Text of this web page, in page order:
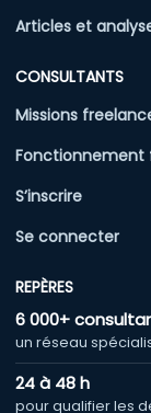
Articles et
CONSULTANTS
Missions
Fonctionnement
S’inscrire
Se connecter
REPÈRES
6 000+
un réseau
24 à 48 h
pour qualifier les